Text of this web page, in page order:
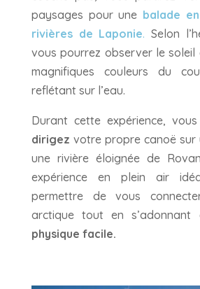
paysages pour une balade
rivières de Laponie. Selon
vous pourrez observer le soleil
magnifiques couleurs du
reflétant sur l’eau.
Durant cette expérience, vous
dirigez votre propre canoë sur
une rivière éloignée de
expérience en plein air
permettre de vous
arctique tout en s’adonnant
physique facile.